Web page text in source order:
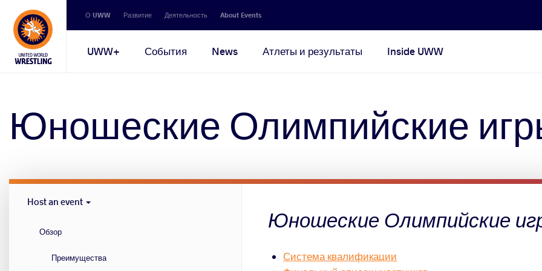
Secondary
navigation
О UWW Развитие Деятельность About Events
Main
UWW+ События News Атлеты и результаты Inside UWW
Юношеские Олимпийские
Юношеские Олимпийские
Система квалификации
Host
menu
Host an event
Обзор
Преимущества